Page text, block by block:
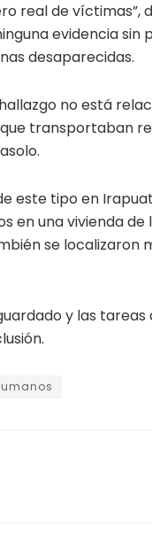
real de víctimas”,
evidencia sin
desaparecidas.
no está
transportaban
este tipo en
en una vivienda de
se localizaron
y las